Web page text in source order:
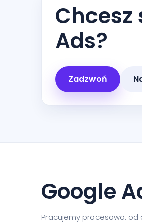
Chcesz
Ads?
Zadzwoń
Google
Pracujemy procesowo: od